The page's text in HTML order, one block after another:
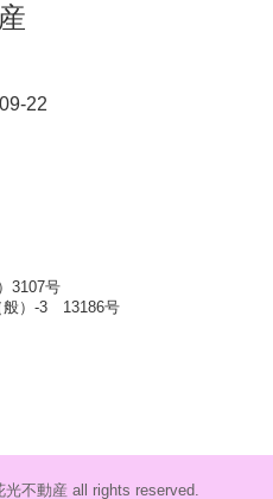
22
3107号
般）-3 13186号
不動産 all rights reserved.